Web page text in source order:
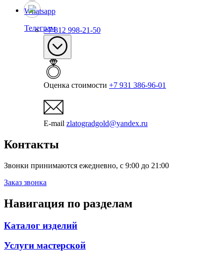
Whatsapp
Телеграм+7 812 998-21-50
Оценка стоимости +7 931 386-96-01
E-mail zlatogradgold@yandex.ru
Контакты
Звонки принимаются ежедневно, с 9:00 до 21:00
Заказ звонка
Навигация по разделам
Каталог изделий
Услуги мастерской